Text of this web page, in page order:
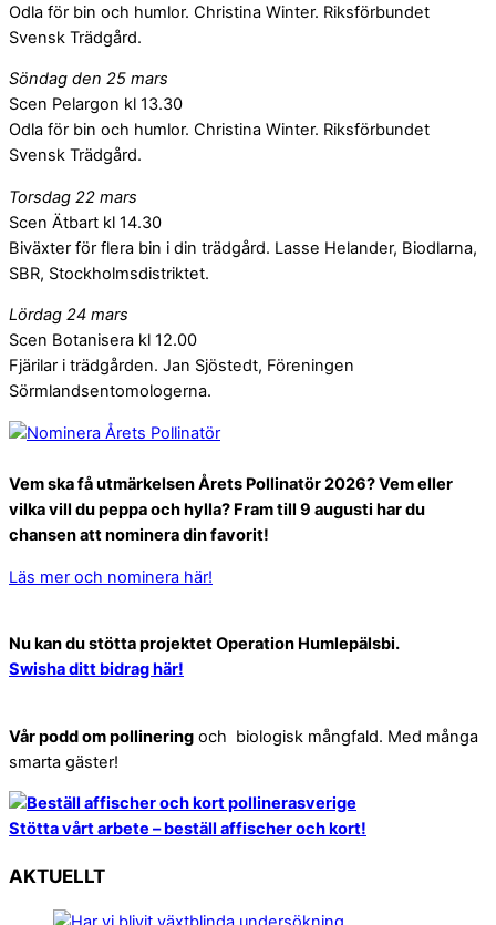
Odla för bin och humlor. Christina Winter. Riksförbundet
Svensk Trädgård.
Söndag den 25 mars
Scen Pelargon kl 13.30
Odla för bin och humlor. Christina Winter. Riksförbundet
Svensk Trädgård.
Torsdag 22 mars
Scen Ätbart kl 14.30
Biväxter för flera bin i din trädgård. Lasse Helander, Biodlarna,
SBR, Stockholmsdistriktet.
Lördag 24 mars
Scen Botanisera kl 12.00
Fjärilar i trädgården. Jan Sjöstedt, Föreningen
Sörmlandsentomologerna.
Vem ska få utmärkelsen Årets Pollinatör 2026? Vem eller
vilka vill du peppa och hylla? Fram till 9 augusti har du
chansen att nominera din favorit!
Läs mer och nominera här!
Nu kan du stötta projektet Operation Humlepälsbi.
Swisha ditt bidrag här!
Vår podd om pollinering och biologisk mångfald. Med många
smarta gäster!
Stötta vårt arbete – beställ affischer och kort!
AKTUELLT